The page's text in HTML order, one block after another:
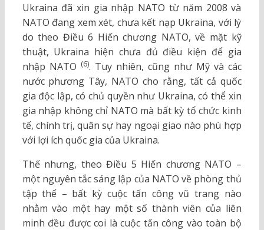
Ukraina đã xin gia nhập NATO từ năm 2008 và
NATO đang xem xét, chưa kết nạp Ukraina, với lý
do theo Điều 6 Hiến chương NATO, về mặt kỹ
thuật, Ukraina hiện chưa đủ điều kiện để gia
nhập NATO (6). Tuy nhiên, cũng như Mỹ và các
nước phương Tây, NATO cho rằng, tất cả quốc
gia độc lập, có chủ quyền như Ukraina, có thể xin
gia nhập không chỉ NATO mà bất kỳ tổ chức kinh
tế, chính trị, quân sự hay ngoại giao nào phù hợp
với lợi ích quốc gia của Ukraina.
Thế nhưng, theo Điều 5 Hiến chương NATO –
một nguyên tắc sáng lập của NATO về phòng thủ
tập thể – bất kỳ cuộc tấn công vũ trang nào
nhằm vào một hay một số thành viên của liên
minh đều được coi là cuộc tấn công vào toàn bộ